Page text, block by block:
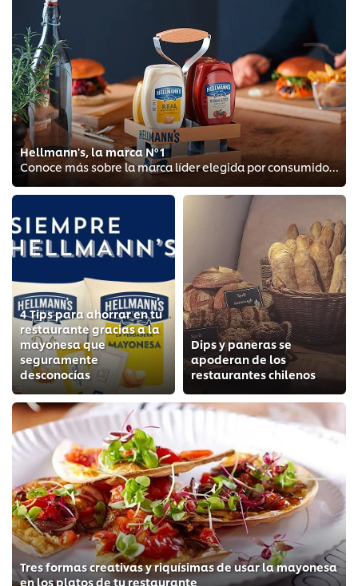
Hellmann's, la marca Nº1
Conoce más sobre la marca líder elegida por consumidores
4 Tips para ahorrar en tu
restaurante gracias a la
mayonesa que
seguramente
desconocías
Dips y paneras se
apoderan de los
restaurantes chilenos
Tres formas creativas y riquísimas de usar la mayonesa
en los platos de tu restaurante